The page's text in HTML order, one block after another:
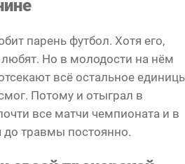
парень футбол. Хотя его,
любят. Но в молодости на нём
всё остальное
Потому и отыграл в
все матчи чемпионата и в
травмы постоянно.